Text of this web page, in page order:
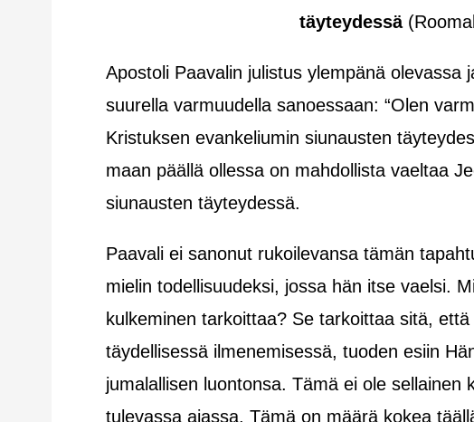
täyteydessä
Apostoli Paavalin julistus ylempänä olevassa
suurella varmuudella sanoessaan: “Olen
Kristuksen evankeliumin siunausten
maan päällä ollessa on mahdollista vaeltaa
siunausten täyteydessä.
Paavali ei sanonut rukoilevansa tämän
mielin todellisuudeksi, jossa hän itse vaelsi.
kulkeminen tarkoittaa? Se tarkoittaa sitä,
täydellisessä ilmenemisessä, tuoden esiin
jumalallisen luontonsa. Tämä ei ole sellainen
tulevassa ajassa. Tämä on määrä kokea